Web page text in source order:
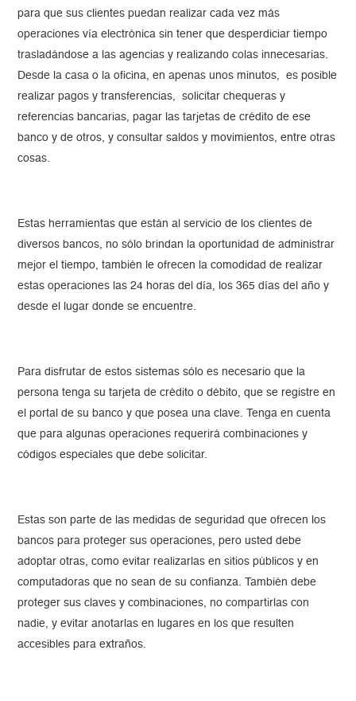
para que sus clientes puedan realizar cada vez más
operaciones vía electrónica sin tener que desperdiciar tiempo
trasladándose a las agencias y realizando colas innecesarias.
Desde la casa o la oficina, en apenas unos minutos, es posible
realizar pagos y transferencias, solicitar chequeras y
referencias bancarias, pagar las tarjetas de crédito de ese
banco y de otros, y consultar saldos y movimientos, entre otras
cosas.
Estas herramientas que están al servicio de los clientes de
diversos bancos, no sólo brindan la oportunidad de administrar
mejor el tiempo, también le ofrecen la comodidad de realizar
estas operaciones las 24 horas del día, los 365 días del año y
desde el lugar donde se encuentre.
Para disfrutar de estos sistemas sólo es necesario que la
persona tenga su tarjeta de crédito o débito, que se registre en
el portal de su banco y que posea una clave. Tenga en cuenta
que para algunas operaciones requerirá combinaciones y
códigos especiales que debe solicitar.
Estas son parte de las medidas de seguridad que ofrecen los
bancos para proteger sus operaciones, pero usted debe
adoptar otras, como evitar realizarlas en sitios públicos y en
computadoras que no sean de su confianza. También debe
proteger sus claves y combinaciones, no compartirlas con
nadie, y evitar anotarlas en lugares en los que resulten
accesibles para extraños.